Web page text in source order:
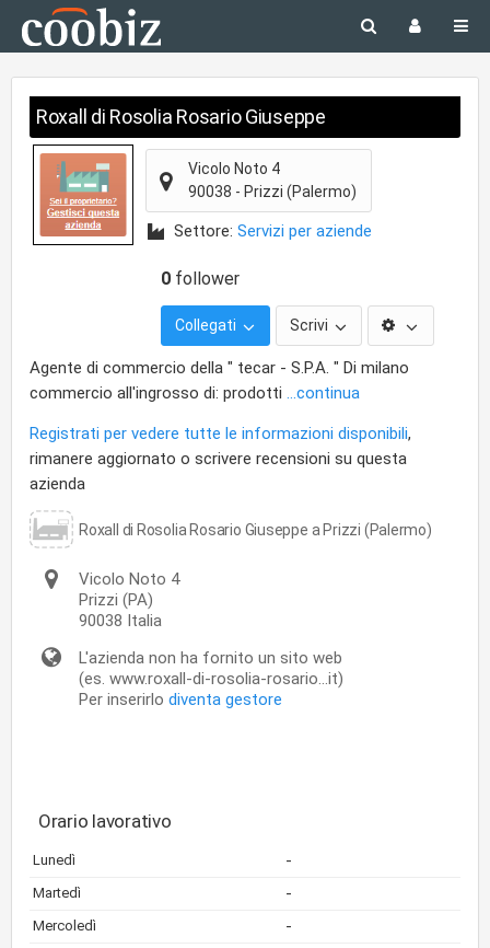
Roxall di Rosolia Rosario Giuseppe
Vicolo Noto 4
90038 - Prizzi (Palermo)
Settore: Servizi per aziende
0 follower
Collegati Scrivi
Agente di commercio della " tecar - S.P.A. " Di milano
commercio all'ingrosso di: prodotti ...continua
Registrati per vedere tutte le informazioni disponibili,
rimanere aggiornato o scrivere recensioni su questa
azienda
Roxall di Rosolia Rosario Giuseppe a Prizzi (Palermo)
Vicolo Noto 4
Prizzi (PA)
90038 Italia
L'azienda non ha fornito un sito web
(es. www.roxall-di-rosolia-rosario...it)
Per inserirlo diventa gestore
Orario lavorativo
Lunedì -
Martedì -
Mercoledì -